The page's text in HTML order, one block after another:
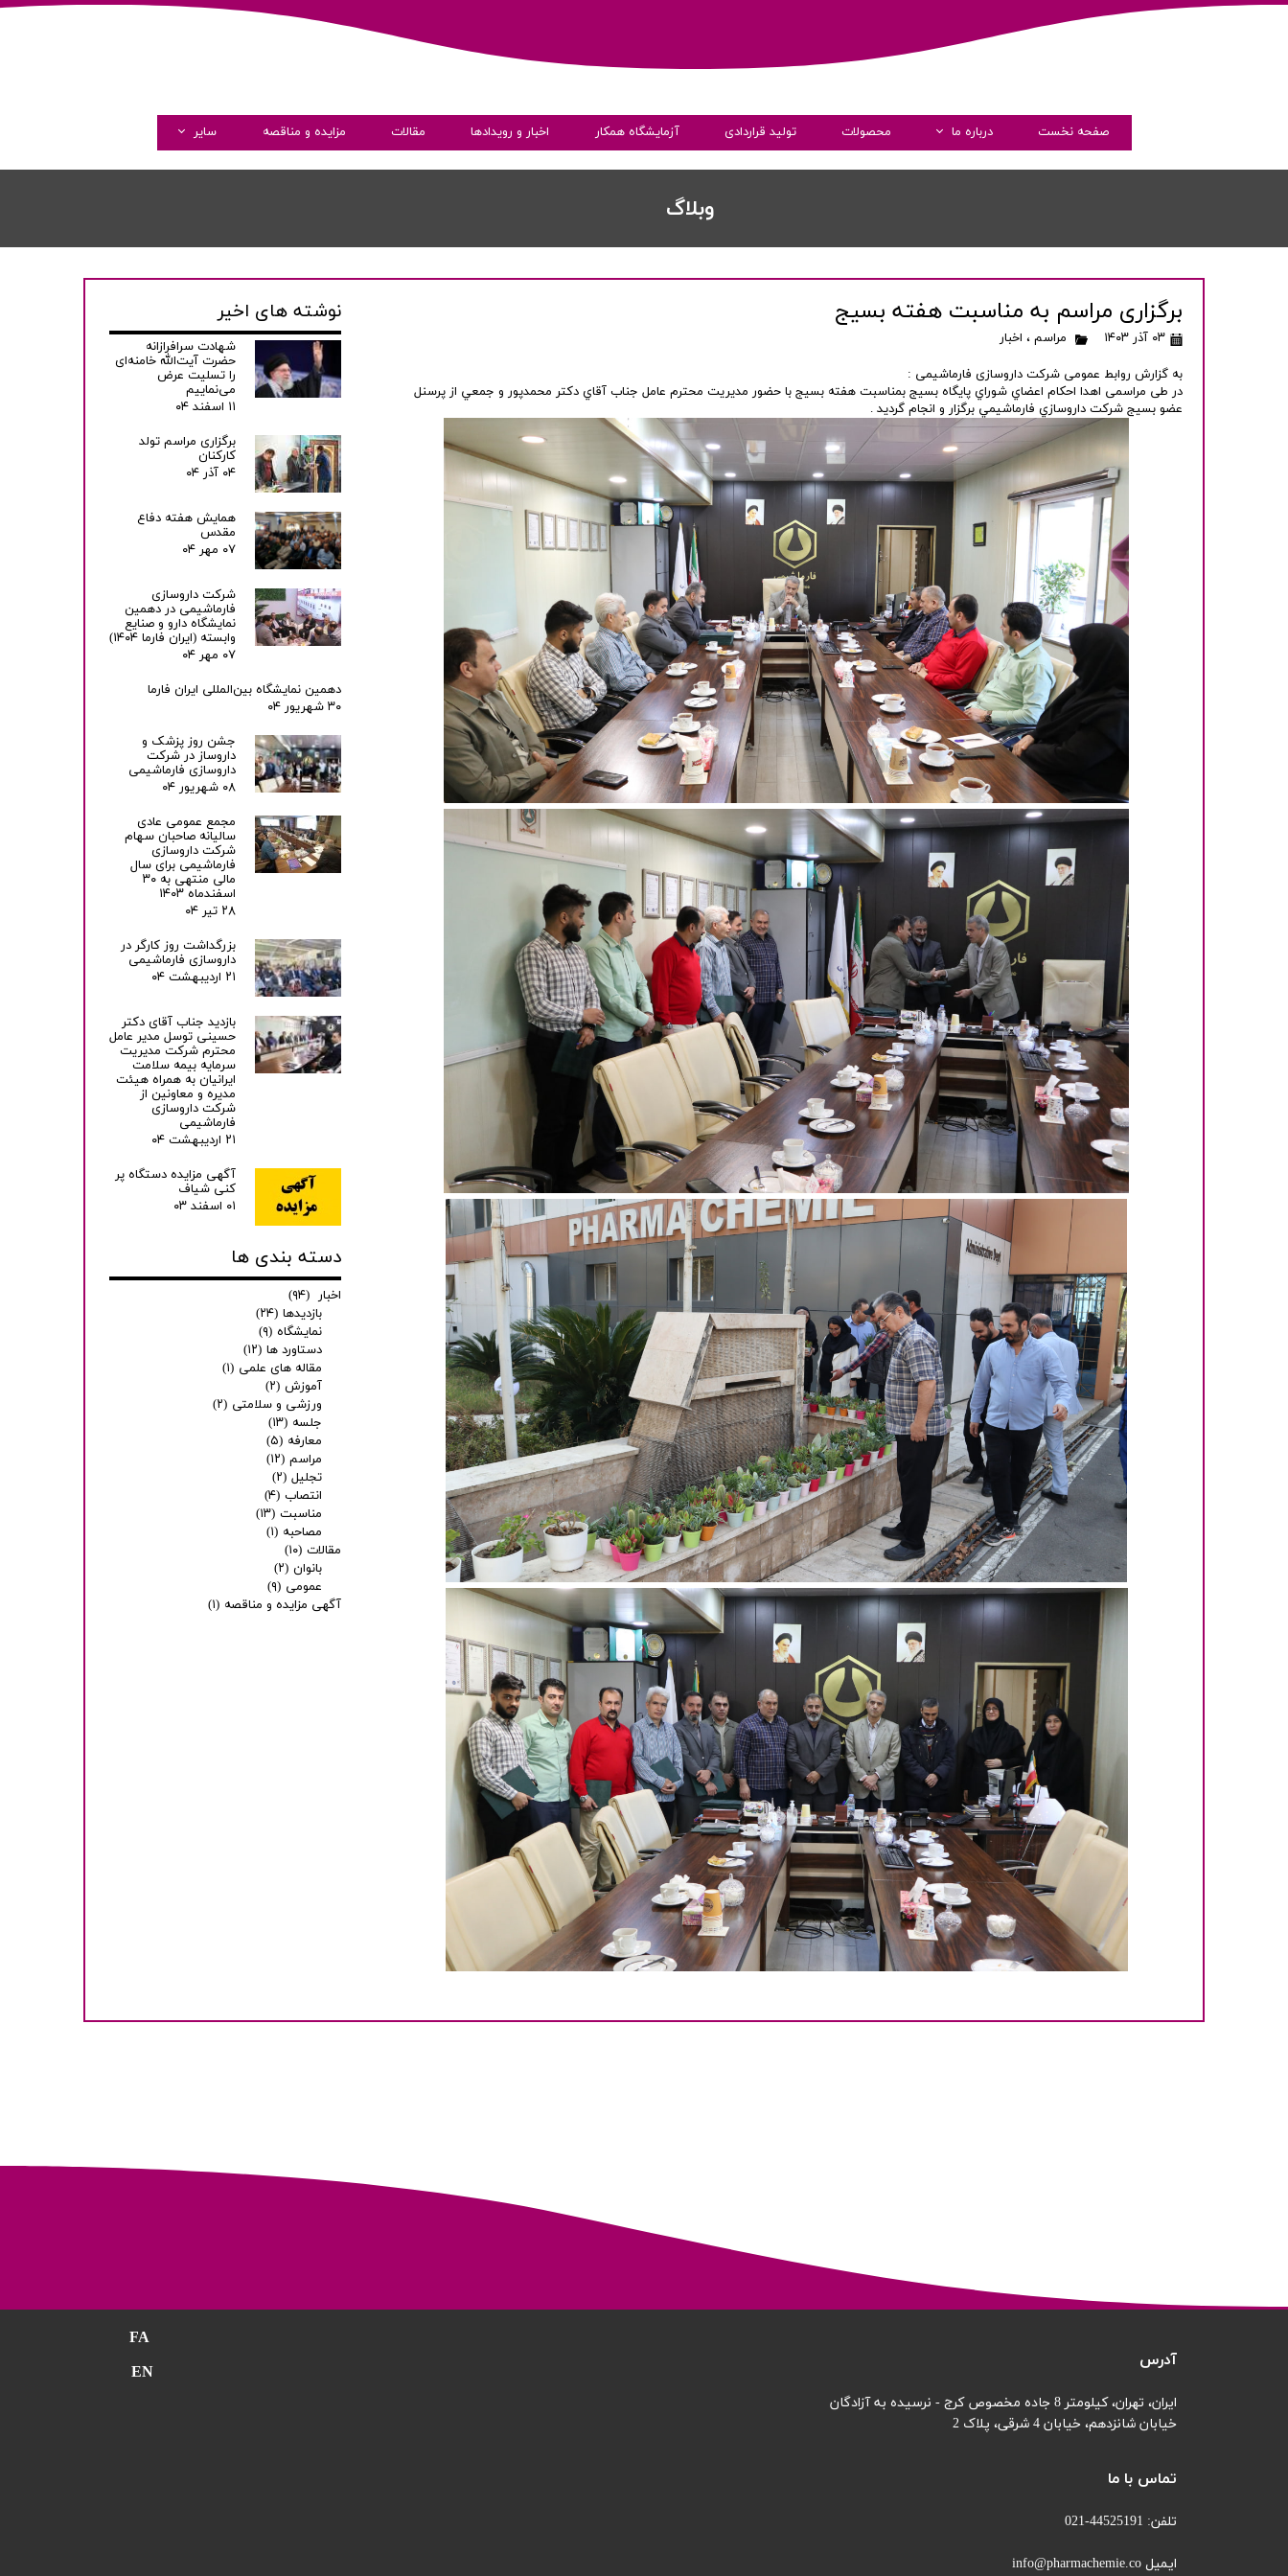
صفحه نخست درباره ما
پیام مدیرعامل
شرکت های همکار
محصولات تولید قراردادی آزمایشگاه همکار اخبار و رویدادها مقالات مزایده و مناقصه سایر
همکاری با ما
​​وبلاگ
برگزاری مراسم به مناسبت هفته بسیج
۰۳ آذر ۱۴۰۳ مراسم ، اخبار
به گزارش روابط عمومی شرکت داروسازی فارماشیمی :
در طی مراسمی اهدا احكام اعضاي شوراي پايگاه بسيج بمناسبت هفته بسيج با حضور مديريت محترم عامل جناب آقاي دكتر محمدپور و جمعي از پرسنل
عضو بسيج شركت داروسازي فارماشيمي برگزار و انجام گردید .
نوشته های اخیر
شهادت سرافرازانه
حضرت آیت‌الله خامنه‌ای
را تسلیت عرض
می‌نماییم
۱۱ اسفند ۰۴
برگزاری مراسم تولد
کارکنان
۰۴ آذر ۰۴
همایش هفته دفاع
مقدس
۰۷ مهر ۰۴
شرکت داروسازی
فارماشیمی در دهمین
نمایشگاه دارو و صنایع
وابسته (ایران فارما ۱۴۰۴)
۰۷ مهر ۰۴
دهمین نمایشگاه بین‌المللی ایران فارما
۳۰ شهریور ۰۴
جشن روز پزشک و
داروساز در شرکت
داروسازی فارماشیمی
۰۸ شهریور ۰۴
مجمع عمومی عادی
سالیانه صاحبان سهام
شرکت داروسازی
فارماشیمی برای سال
مالی منتهی به ۳۰
اسفندماه ۱۴۰۳
۲۸ تیر ۰۴
بزرگداشت روز کارگر در
داروسازی فارماشیمی
۲۱ اردیبهشت ۰۴
بازدید جناب آقای دکتر
حسینی توسل مدیر عامل
محترم شرکت مدیریت
سرمایه بیمه سلامت
ایرانیان به همراه هیئت
مدیره و معاونین از
شرکت داروسازی
فارماشیمی
۲۱ اردیبهشت ۰۴
آگهی مزایده دستگاه پر
کنی شیاف
۰۱ اسفند ۰۳
دسته بندی ها
اخبار (۹۴)
بازدیدها (۲۴)
نمایشگاه (۹)
دستاورد ها (۱۲)
مقاله های علمی (۱)
آموزش (۲)
ورزشی و سلامتی (۲)
جلسه (۱۳)
معارفه (۵)
مراسم (۱۲)
تجلیل (۲)
انتصاب (۴)
مناسبت (۱۳)
مصاحبه (۱)
مقالات (۱۰)
بانوان (۲)
عمومی (۹)
آگهی مزایده و مناقصه (۱)
تماس با ما
تلفن: 44525191-021
ایمیل info@pharmachemie.co
آدرس
ایران، تهران، کیلومتر 8 جاده مخصوص کرج - نرسیده به آزادگان
خیابان شانزدهم، خیابان 4 شرقی، پلاک 2
FA